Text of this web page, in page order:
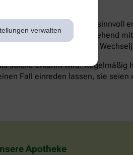
verwalten
können die Therapie sinnvoll
ist, sollte man daher eingehend
die Probleme mit den
solche erkannt wird. Regelmäßig
Fall einreden lassen, sie seien
Apotheke